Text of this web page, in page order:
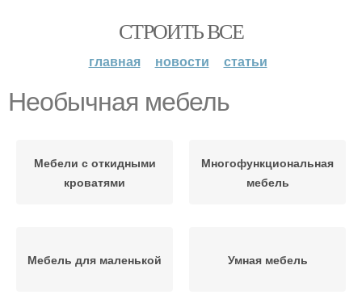
СТРОИТЬ ВСЕ
главная новости статьи
Необычная мебель
Мебели с откидными
кроватями
Многофункциональная
мебель
Мебель для маленькой Умная мебель